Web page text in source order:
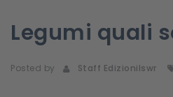
Legumi quali
Posted by Staff Edizionilswr